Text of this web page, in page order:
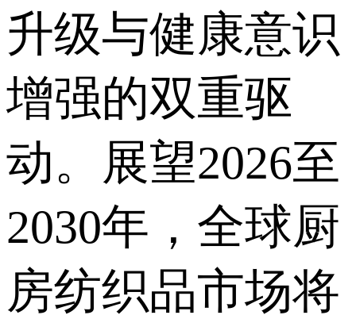
升级与健康意识
增强的双重驱
动。展望2026至
2030年，全球厨
房纺织品市场将